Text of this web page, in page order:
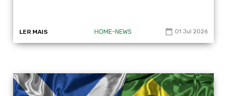
LER MAIS HOME-NEWS 01 Jul 2026